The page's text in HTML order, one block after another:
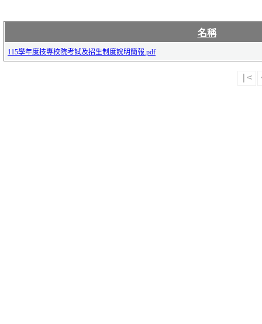
名稱
115學年度技專校院考試及招生制度說明簡報.pdf
|<